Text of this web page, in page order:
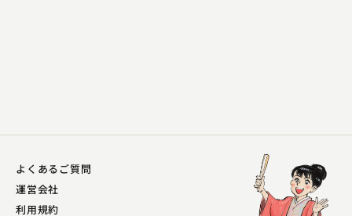
よくあるご質問
運営会社
利用規約